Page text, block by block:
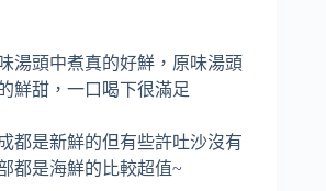
湯頭中煮真的好鮮，原味湯頭
鮮甜，一口喝下很滿足
都是新鮮的但有些許吐沙沒有
都是海鮮的比較超值~